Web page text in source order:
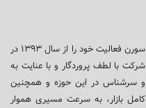
گروه شرکت های مشاوره، تامین و بازرگانی سورن فعالیت خود را از سال ۱۳۹۳ در
با لطف پروردگار و با عنایت به
و سرشناس در این حوزه و همچنین
بازار، به سرعت مسیری هموار